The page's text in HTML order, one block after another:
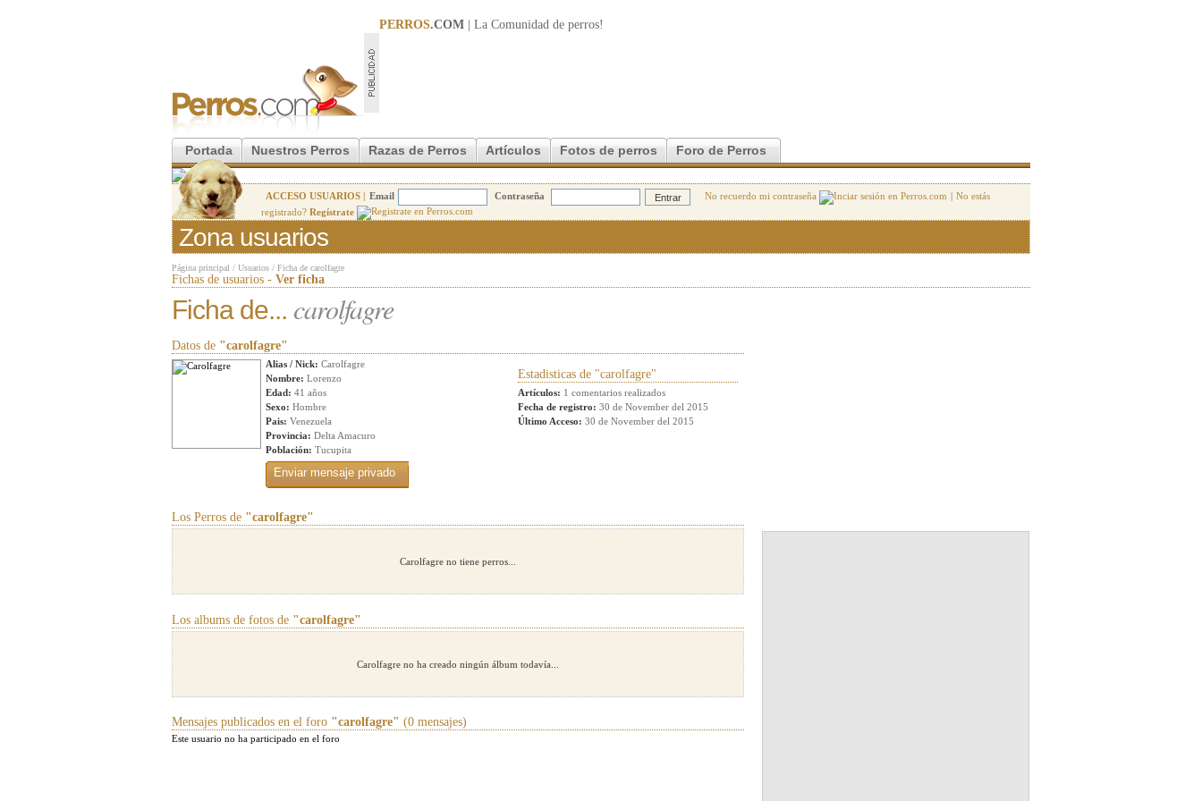
PERROS.COM | La Comunidad de perros!
Portada Nuestros Perros Razas de Perros Artículos Fotos de perros Foro de Perros
ACCESO USUARIOS | Email Contraseña No recuerdo mi contraseña | No estás
registrado? Regístrate
Zona usuarios
Página principal / Usuarios / Ficha de carolfagre
Fichas de usuarios - Ver ficha
Ficha de... carolfagre
Datos de "carolfagre"
Alias / Nick: Carolfagre
Nombre: Lorenzo
Edad: 41 años
Sexo: Hombre
Pais: Venezuela
Provincia: Delta Amacuro
Población: Tucupita
Estadisticas de "carolfagre"
Artículos: 1 comentarios realizados
Fecha de registro: 30 de November del 2015
Último Acceso: 30 de November del 2015
Los Perros de "carolfagre"
Carolfagre no tiene perros...
Los albums de fotos de "carolfagre"
Carolfagre no ha creado ningún álbum todavía...
Mensajes publicados en el foro "carolfagre" (0 mensajes)
Este usuario no ha participado en el foro